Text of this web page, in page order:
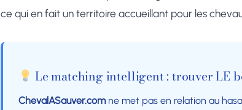
ce qui en fait un territoire accueillant pour les
Le matching intelligent : trouver LE
ChevalASauver.comne met pas en relation au